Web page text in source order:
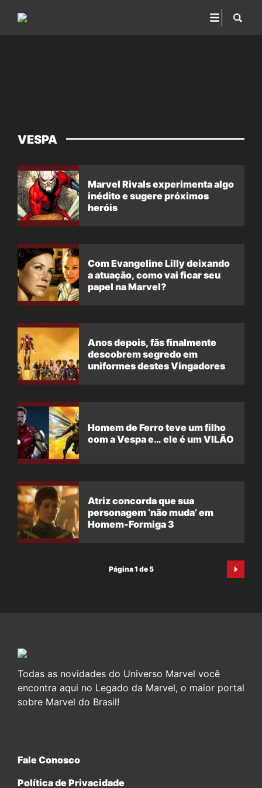
VESPA
Marvel Rivals experimenta algo
inédito e sugere próximos
heróis
Com Evangeline Lilly deixando
a atuação, como vai ficar seu
papel na Marvel?
Anos depois, fãs finalmente
descobrem segredo em
uniformes destes Vingadores
Homem de Ferro teve um filho
com a Vespa e… ele é um VILÃO
Atriz concorda que sua
personagem ‘não muda’ em
Homem-Formiga 3
Página 1 de 5
Todas as novidades do Universo Marvel você
encontra aqui no Legado da Marvel, o maior portal
sobre Marvel do Brasil!
Fale Conosco
Política de Privacidade